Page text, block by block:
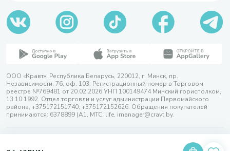
ООО «Кравт». Республика Беларусь, 220012, г. Минск, пр.
Независимости, 76, оф. 103. Регистрационный номер в Торговом
реестре №769481 от 20.02.2026 УНП 100149474 Минский горисполком,
13.10.1992. Отдел торговли и услуг администрации Первомайского
района, +375172151740; +375172152626. Обращения покупателей
принимаются: 6378899 (А1, МТС, life, imanager@cravt.by.